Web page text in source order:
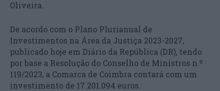
Oliveira.
De acordo com o Plano Plurianual de
Investimentos na Área da Justiça 2023-2027,
publicado hoje em Diário da República (DR), tendo
por base a Resolução do Conselho de Ministros n.º
119/2023, a Comarca de Coimbra contará com um
investimento de 17.201.094 euros.